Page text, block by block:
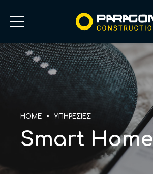
HOME ΥΠΗΡΕΣΙΕΣ
Smart Home